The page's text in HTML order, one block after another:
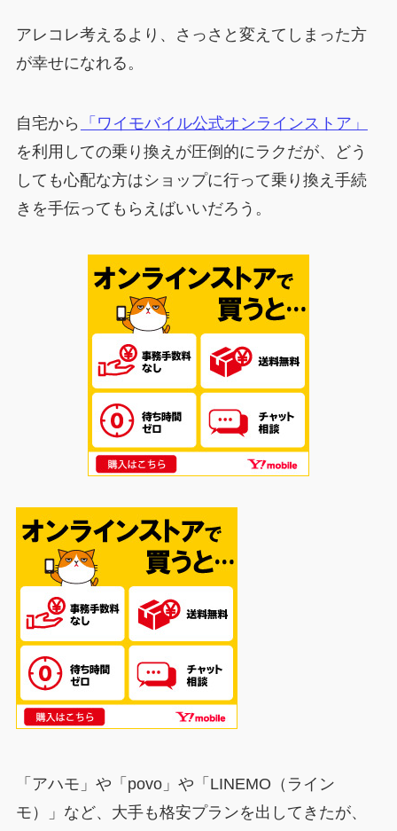
アレコレ考えるより、さっさと変えてしまった方
が幸せになれる。
自宅から
「ワイモバイル公式オンラインストア」
を利用しての乗り換えが圧倒的にラクだが、どう
しても心配な方はショップに行って乗り換え手続
きを手伝ってもらえばいいだろう。
「アハモ」や「povo」や「LINEMO（ライン
モ）」など、大手も格安プランを出してきたが、